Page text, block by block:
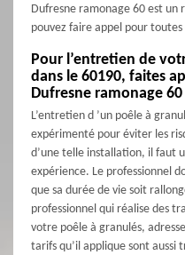
Dufresne ramonage 60 est un
pouvez faire appel pour
Pour l’entretien de
dans le 60190, faites
Dufresne ramonage 60
L’entretien d ’un poêle à
expérimenté pour éviter les
d’une telle installation, il faut
expérience. Le professionnel
que sa durée de vie soit
professionnel qui réalise des
votre poêle à granulés,
tarifs qu’il applique sont aussi